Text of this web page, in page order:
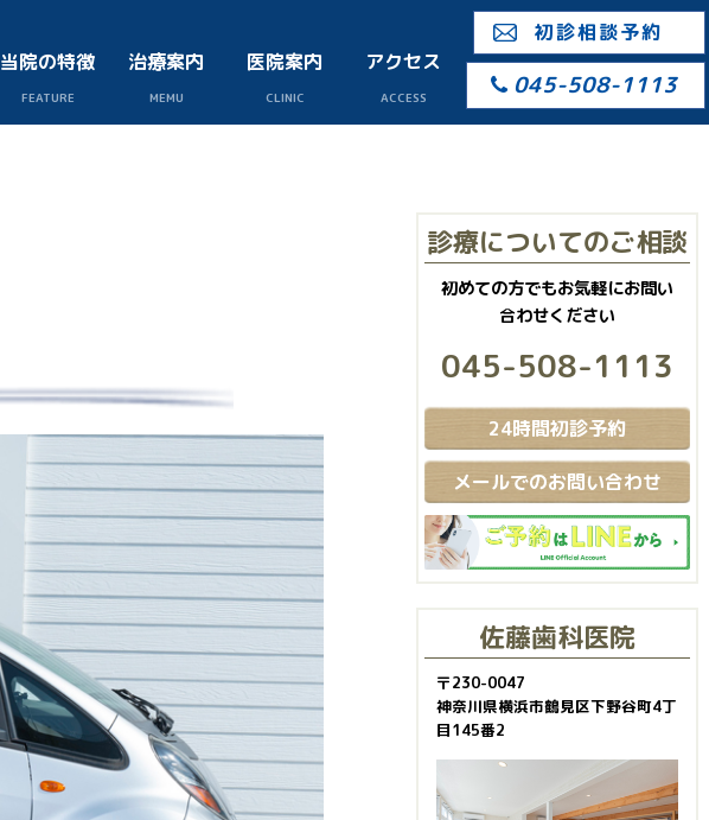
当院の特徴
FEATURE
治療案内
MEMU
医院案内
CLINIC
アクセス
ACCESS
初診相談予約
045-508-1113
診療についてのご相談
初めての方でもお気軽にお問い
合わせください
045-508-1113
24時間初診予約
メールでのお問い合わせ
佐藤歯科医院
〒230-0047
神奈川県横浜市鶴見区下野谷町4丁
目145番2